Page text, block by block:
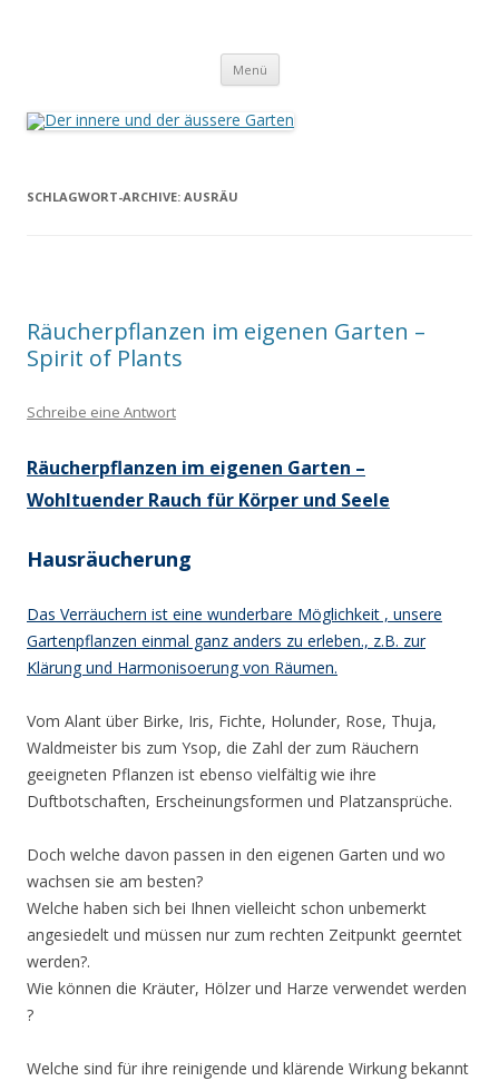
Menü Zum
springen
SCHLAGWORT-ARCHIVE: AUSRÄU
Räucherpflanzen im eigenen Garten –
Spirit of Plants
Schreibe eine Antwort
Räucherpflanzen im eigenen Garten –
Wohltuender Rauch für Körper und Seele
Hausräucherung
Das Verräuchern ist eine wunderbare Möglichkeit , unsere
Gartenpflanzen einmal ganz anders zu erleben., z.B. zur
Klärung und Harmonisoerung von Räumen.
Vom Alant über Birke, Iris, Fichte, Holunder, Rose, Thuja,
Waldmeister bis zum Ysop, die Zahl der zum Räuchern
geeigneten Pflanzen ist ebenso vielfältig wie ihre
Duftbotschaften, Erscheinungsformen und Platzansprüche.
Doch welche davon passen in den eigenen Garten und wo
wachsen sie am besten?
Welche haben sich bei Ihnen vielleicht schon unbemerkt
angesiedelt und müssen nur zum rechten Zeitpunkt geerntet
werden?.
Wie können die Kräuter, Hölzer und Harze verwendet werden
?
Welche sind für ihre reinigende und klärende Wirkung bekannt